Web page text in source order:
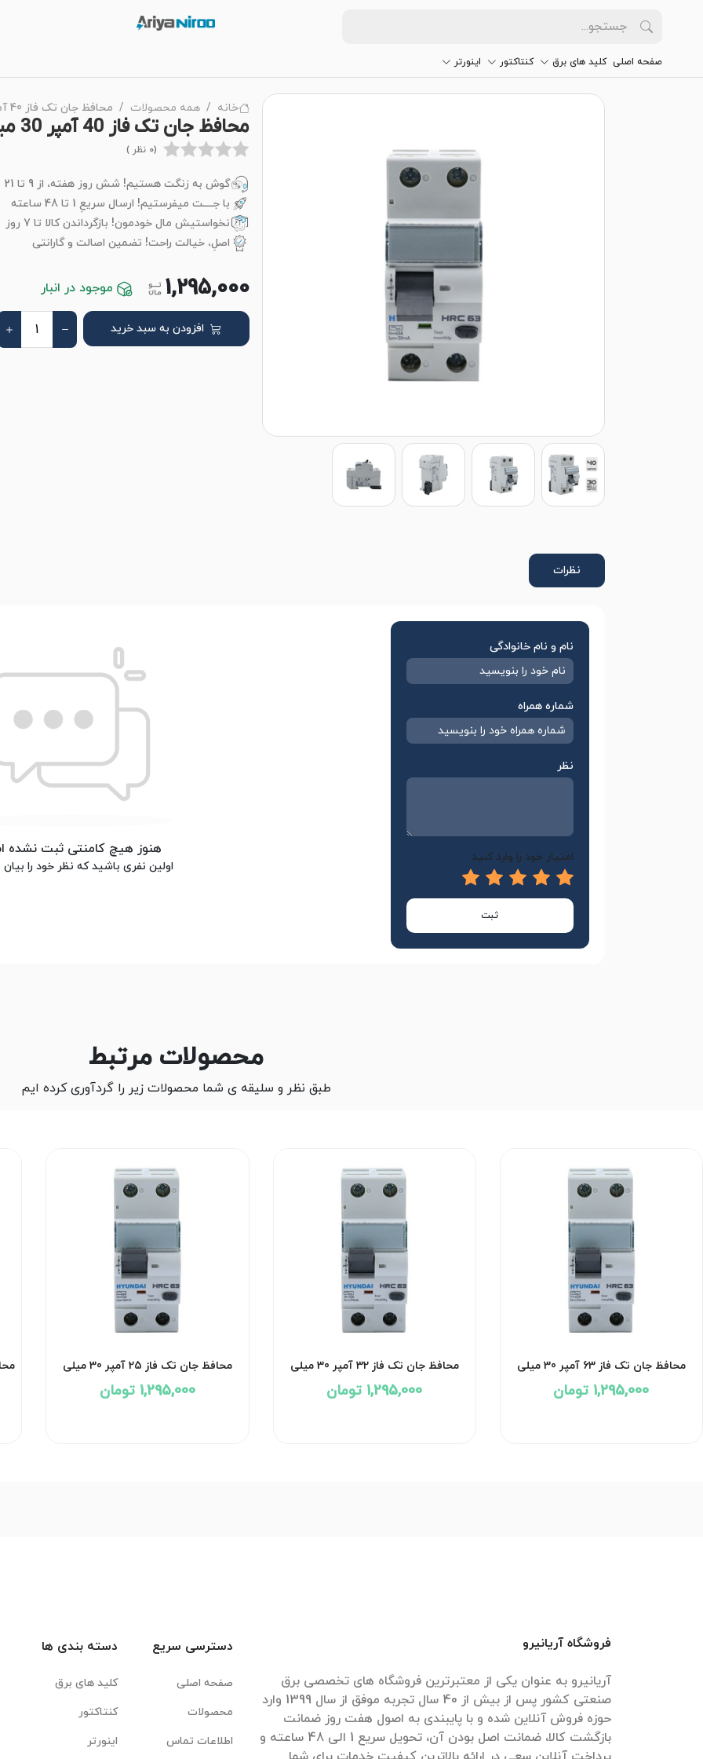
صفحه اصلی کلید های برق کنتاکتور اینورتر
خانه همه محصولات محافظ جان تک فاز 40 آمپر 30 میلی آمپر هیوندای
محافظ جان تک فاز 40 آمپر 30 میلی آمپر هیوندای
(0 نظر )
گوش به زنگت هستیم! شش روز هفته، از 9 تا 21
با جــــت میفرستیم! ارسال سریعِ 1 تا 48 ساعته
نخواستیش مال خودمون! بازگرداندن کالا تا 7 روز
اصلِ، خیالت راحت! تضمین اصالت و گارانتی
1,295,000 موجود در انبار
افزودن به سبد خرید
نظرات
نام و نام خانوادگی
شماره همراه
نظر
امتیاز خود را وارد کنید
ثبت
هنوز هیچ کامنتی ثبت نشده
اولین نفری باشید که نظر خود را
محصولات مرتبط
طبق نظر و سلیقه ی شما محصولات زیر را گردآوری کرده ایم
محافظ جان تک فاز 63 آمپر 30 میلی
آمپر هیوندای
1,295,000 تومان
محافظ جان تک فاز 32 آمپر 30 میلی
آمپر هیوندای
1,295,000 تومان
محافظ جان تک فاز 25 آمپر 30 میلی
آمپر هیوندای
1,295,000 تومان
فروشگاه آریانیرو
آریانیرو به عنوان یکی از معتبرترین فروشگاه های تخصصی برق
صنعتی کشور پس از بیش از 40 سال تجربه موفق از سال 1399 وارد
حوزه فروش آنلاین شده و با پایبندی به اصول هفت روز ضمانت
بازگشت کالا، ضمانت اصل بودن آن، تحویل سریع 1 الی 48 ساعته و
دسترسی سریع
صفحه اصلی
محصولات
اطلاعات تماس
دسته بندی ها
کلید های برق
کنتاکتور
اینورتر